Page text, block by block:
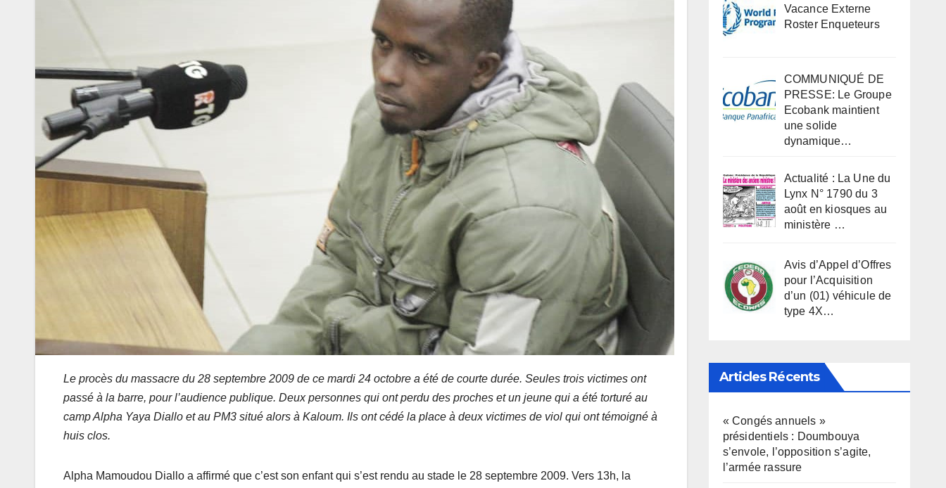
Le procès du massacre du 28 septembre 2009 de ce mardi 24 octobre a été de courte durée. Seules trois victimes ont
passé à la barre, pour l’audience publique. Deux personnes qui ont perdu des proches et un jeune qui a été torturé au
camp Alpha Yaya Diallo et au PM3 situé alors à Kaloum. Ils ont cédé la place à deux victimes de viol qui ont témoigné à
huis clos.
Alpha Mamoudou Diallo a affirmé que c’est son enfant qui s’est rendu au stade le 28 septembre 2009. Vers 13h, la
Vacance Externe
Roster Enqueteurs
COMMUNIQUÉ DE
PRESSE: Le Groupe
Ecobank maintient
une solide
dynamique…
Actualité : La Une du
Lynx N° 1790 du 3
août en kiosques au
ministère …
Avis d’Appel d’Offres
pour l’Acquisition
d’un (01) véhicule de
type 4X…
Articles Récents
« Congés annuels »
présidentiels : Doumbouya
s’envole, l’opposition s’agite,
l’armée rassure